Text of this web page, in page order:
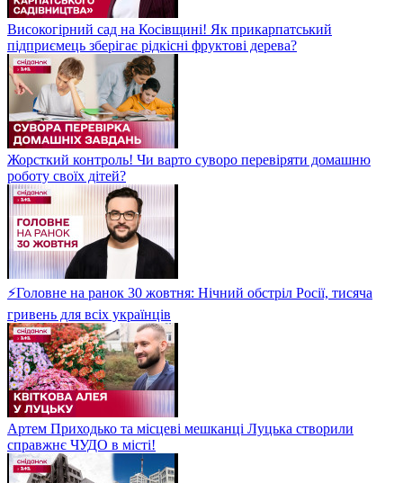
Високогірний сад на Косівщині! Як прикарпатський
підприємець зберігає рідкісні фруктові дерева?
Жорсткий контроль! Чи варто суворо перевіряти домашню
роботу своїх дітей?
⚡Головне на ранок 30 жовтня: Нічний обстріл Росії, тисяча
гривень для всіх українців
Артем Приходько та місцеві мешканці Луцька створили
справжнє ЧУДО в місті!